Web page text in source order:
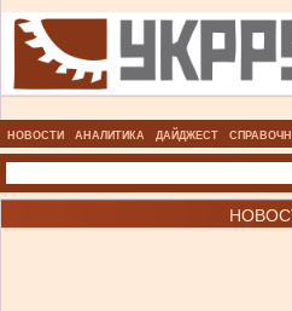
НОВОСТИ АНАЛИТИКА ДАЙДЖЕСТ